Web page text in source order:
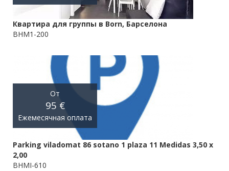
Квартира для группы в Born, Барселона
BHM1-200
От
95 €
Ежемесячная оплата
Parking viladomat 86 sotano 1 plaza 11 Medidas 3,50 x
2,00
BHMI-610